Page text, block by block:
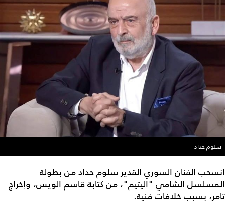
سلوم حداد
انسحب الفنان السوري القدير سلوم حداد من بطولة
المسلسل الشامي "اليتيم"، من كتابة قاسم الويس، وإخراج
تامر، بسبب خلافات فنية.